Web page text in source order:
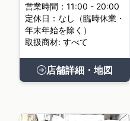
営業時間：11:00 - 20:00
定休日：なし（臨時休業・
年末年始を除く）
取扱商材: すべて
店舗詳細・地図